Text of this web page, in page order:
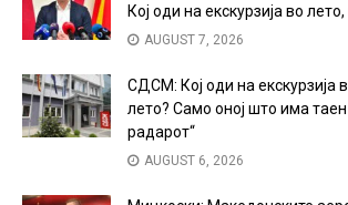
Кој оди на екскурзија во
AUGUST 7, 2026
СДСМ: Кој оди на екскурзија
лето? Само оној што има
радарот“
AUGUST 6, 2026